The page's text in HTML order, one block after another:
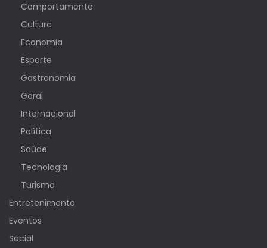
Comportamento
Cultura
Economia
Esporte
Gastronomia
Geral
Internacional
Política
Saúde
Tecnologia
Turismo
Entretenimento
Eventos
Social